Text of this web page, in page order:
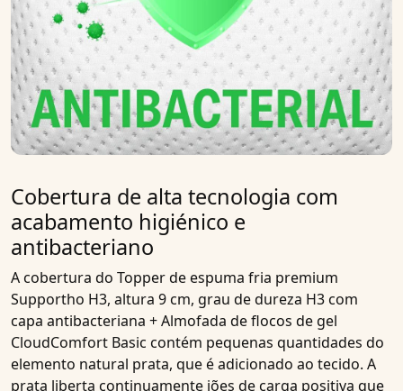
Cobertura de alta tecnologia com
acabamento higiénico e
antibacteriano
A cobertura do Topper de espuma fria premium
Supportho H3, altura 9 cm, grau de dureza H3 com
capa antibacteriana + Almofada de flocos de gel
CloudComfort Basic contém pequenas quantidades do
elemento natural prata, que é adicionado ao tecido. A
prata liberta continuamente iões de carga positiva que